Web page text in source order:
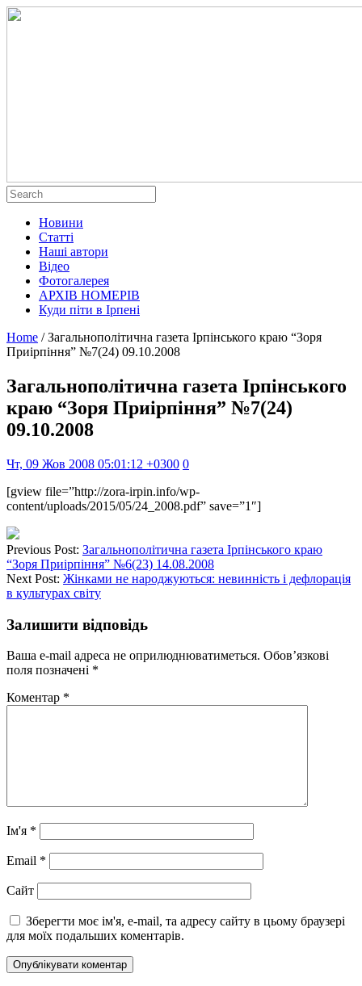
Новини
Статті
Наші автори
Відео
Фотогалерея
АРХІВ НОМЕРІВ
Куди піти в Ірпені
Home / Загальнополітична газета Ірпінського краю “Зоря
Приірпіння” №7(24) 09.10.2008
Загальнополітична газета Ірпінського
краю “Зоря Приірпіння” №7(24)
09.10.2008
Чт, 09 Жов 2008 05:01:12 +0300 0
[gview file=”http://zora-irpin.info/wp-
content/uploads/2015/05/24_2008.pdf” save=”1″]
Previous Post: Загальнополітична газета Ірпінського краю
“Зоря Приірпіння” №6(23) 14.08.2008
Next Post: Жінками не народжуються: невинність і дефлорація
в культурах світу
Залишити відповідь
Ваша e-mail адреса не оприлюднюватиметься. Обов’язкові
поля позначені *
Коментар *
Ім'я *
Email *
Сайт
Зберегти моє ім'я, e-mail, та адресу сайту в цьому браузері
для моїх подальших коментарів.